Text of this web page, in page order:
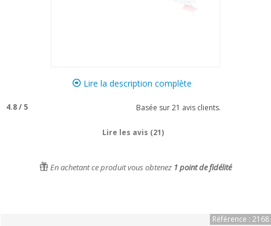
Lire la description complète
4.8/ 5 Basée sur21 avis clients.
Lire les avis (21)
En achetant ce produit vous obtenez 1 point de fidélité
Référence : 2168